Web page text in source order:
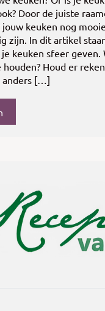
Door de juiste
keuken nog
zijn. In dit artikel
keuken sfeer geven.
Houd er
anders […]